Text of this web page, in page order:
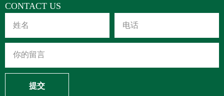
CONTACT US
提交